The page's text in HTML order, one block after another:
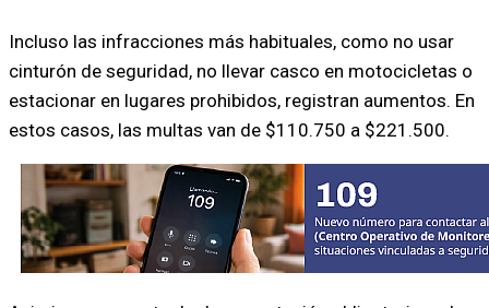
Incluso las infracciones más habituales, como no usar
cinturón de seguridad, no llevar casco en motocicletas o
estacionar en lugares prohibidos, registran aumentos. En
estos casos, las multas van de $110.750 a $221.500.